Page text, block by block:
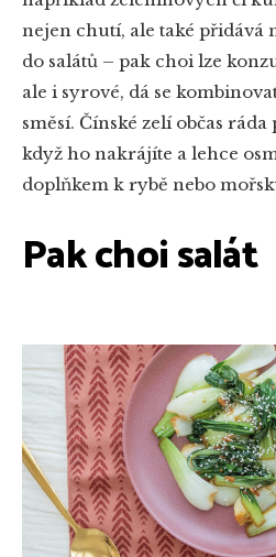
nejen chutí, ale také přidává
do salátů – pak choi lze
ale i syrové, dá se
směsí. Čínské zelí občas
když ho nakrájíte a lehce
doplňkem k rybě nebo
Pak choi salát